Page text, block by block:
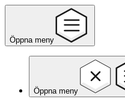
Öppna meny
Öppna meny